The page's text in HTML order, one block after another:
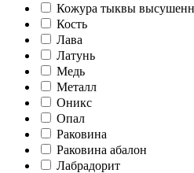
Кожура тыквы
Кость
Лава
Латунь
Медь
Металл
Оникс
Опал
Раковина
Раковина абалон
Лабрадорит